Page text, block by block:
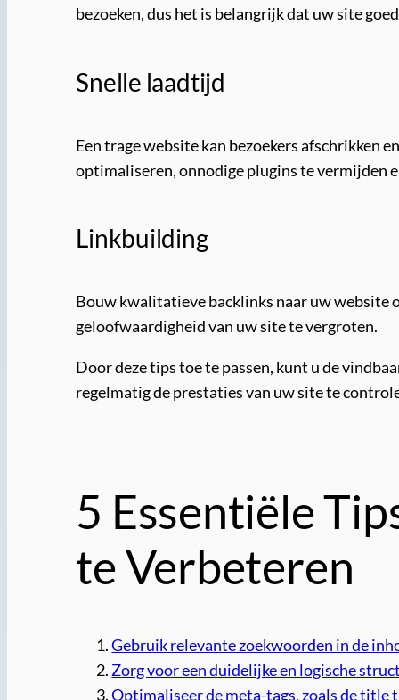
bezoeken, dus het is belangrijk dat uw site
Snelle laadtijd
Een trage website kan bezoekers afschrikken
optimaliseren, onnodige plugins te vermijden
Linkbuilding
Bouw kwalitatieve backlinks naar uw website
geloofwaardigheid van uw site te vergroten.
Door deze tips toe te passen, kunt u de
regelmatig de prestaties van uw site te
5 Essentiële
te Verbeteren
Gebruik relevante zoekwoorden in de
Zorg voor een duidelijke en logische
Optimaliseer de meta-tags, zoals de title